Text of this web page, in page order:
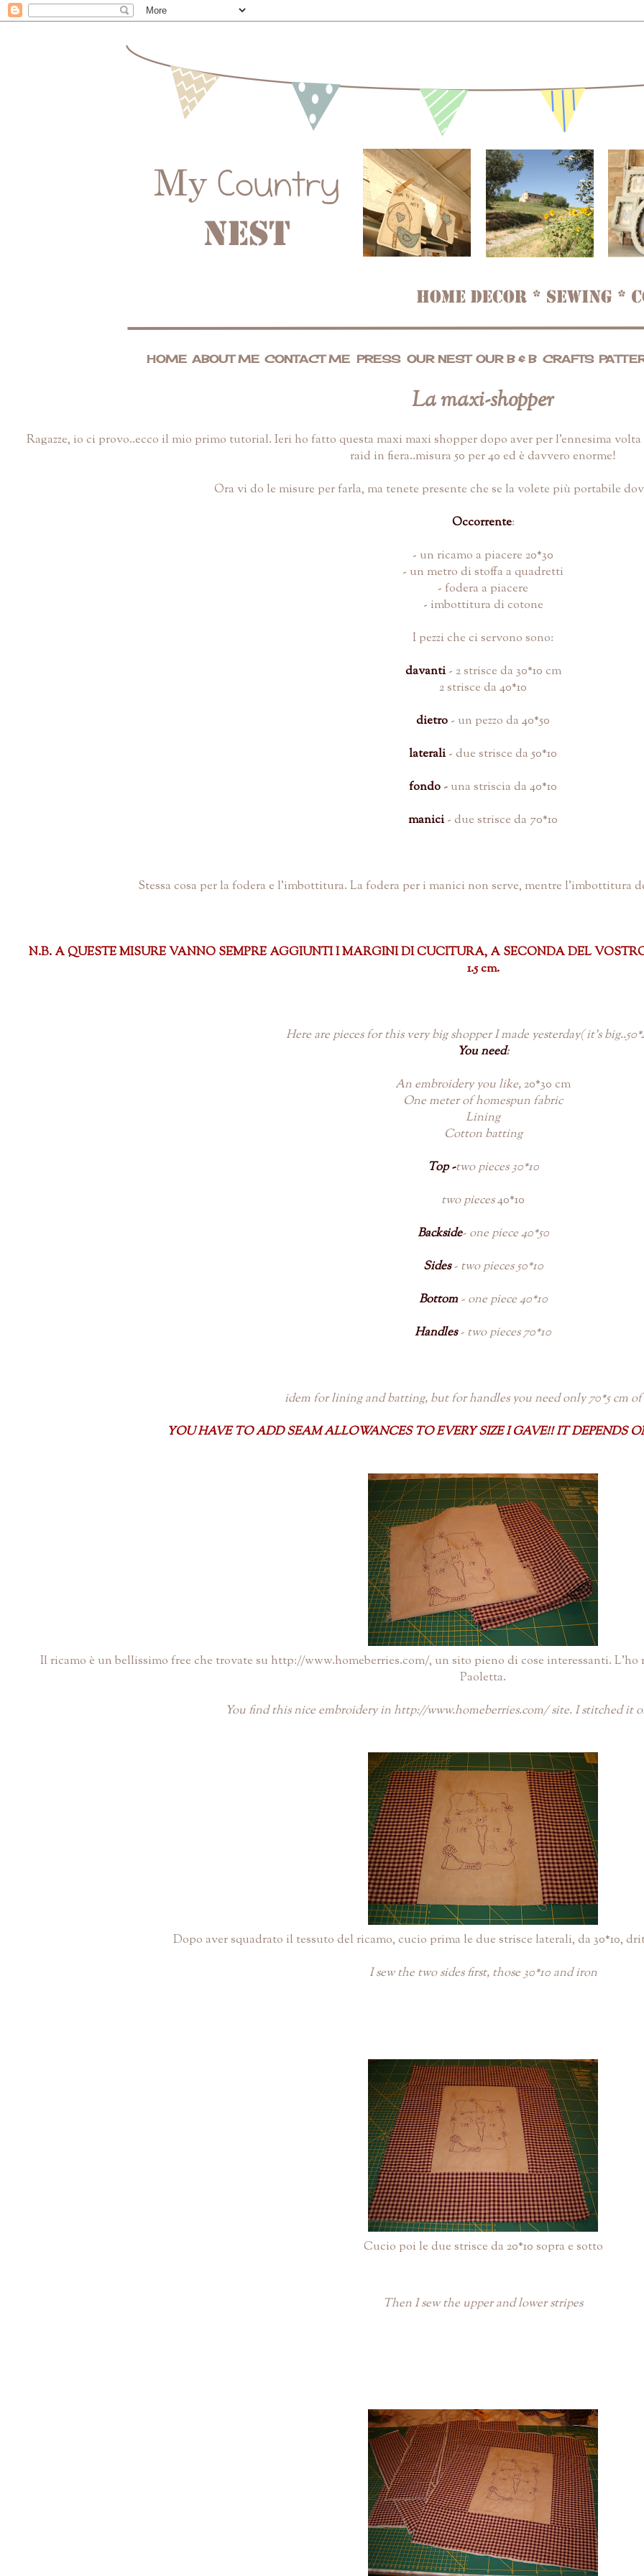
HOME ABOUT ME CONTACT ME PRESS OUR NEST OUR B & B CRAFTS
La maxi-shopper
Ragazze, io ci provo..ecco il mio primo tutorial. Ieri ho fatto questa maxi maxi shopper dopo aver per l'ennesima
raid in fiera..misura 50 per 40 ed è davvero enorme!
Ora vi do le misure per farla, ma tenete presente che se la volete più portabile
Occorrente:
- un ricamo a piacere 20*30
- un metro di stoffa a quadretti
- fodera a piacere
- imbottitura di cotone
I pezzi che ci servono sono:
davanti- 2 strisce da 30*10 cm
2 strisce da 40*10
dietro - un pezzo da 40*50
laterali - due strisce da 50*10
fondo - una striscia da 40*10
manici - due strisce da 70*10
Stessa cosa per la fodera e l'imbottitura. La fodera per i manici non serve, mentre l'imbottitura
N.B. A QUESTE MISURE VANNO SEMPRE AGGIUNTI I MARGINI DI CUCITURA, A SECONDA DEL
1.5 cm.
Here are pieces for this very big shopper I made yesterday( it's
You need:
An embroidery you like,20*30 cm
One meter of homespun fabric
Lining
Cotton batting
Top -two pieces 30*10
two pieces40*10
Backside- one piece 40*50
Sides - two pieces 50*10
Bottom- one piece 40*10
Handles- two pieces 70*10
idem for lining and batting, but for handles you need only 70*5 cm
YOU HAVE TO ADD SEAM ALLOWANCES TO EVERY SIZE I GAVE!! IT DEPENDS
Il ricamo è un bellissimo free che trovate su http://www.homeberries.com/, un sito pieno di cose interessanti.
Paoletta.
You find this nice embroidery in http://www.homeberries.com/site. I stitched it
Dopo aver squadrato il tessuto del ricamo, cucio prima le due strisce laterali, da 30*10,
I sew the two sides first, those 30*10 and iron
Cucio poi le due strisce da 20*10 sopra e sotto
Then I sew the upper and lower stripes